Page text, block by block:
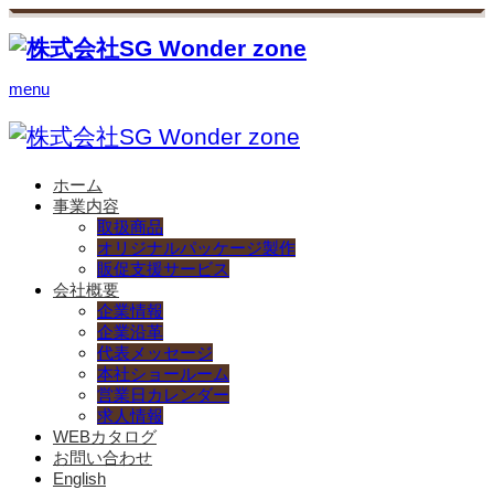
menu
ホーム
事業内容
取扱商品
オリジナルパッケージ製作
販促支援サービス
会社概要
企業情報
企業沿革
代表メッセージ
本社ショールーム
営業日カレンダー
求人情報
WEBカタログ
お問い合わせ
English